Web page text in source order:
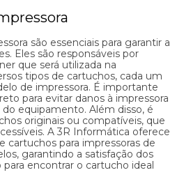
são essenciais para garantir a
Eles são responsáveis por
que será utilizada na
tipos de cartuchos, cada um
de impressora. É importante
para evitar danos à impressora
do equipamento. Além disso, é
originais ou compatíveis, que
A 3R Informática oferece
cartuchos para impressoras de
garantindo a satisfação dos
encontrar o cartucho ideal